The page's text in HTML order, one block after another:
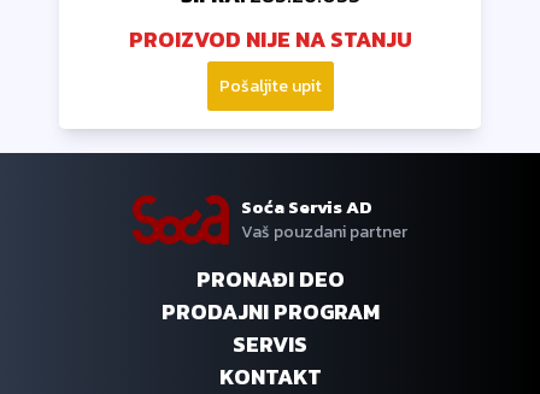
PROIZVOD NIJE NA STANJU
Pošaljite upit
Soća Servis AD
Vaš pouzdani partner
PRONAĐI DEO
PRODAJNI PROGRAM
SERVIS
KONTAKT